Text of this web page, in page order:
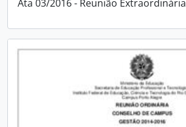
Ata 03/2016 - Reunião Extraordinária